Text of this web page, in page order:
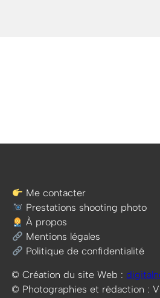
Me contacter
Prestations shooting photo
À propos
Mentions légales
Politique de confidentialité
© Création du site Web :
© Photographies et rédaction :